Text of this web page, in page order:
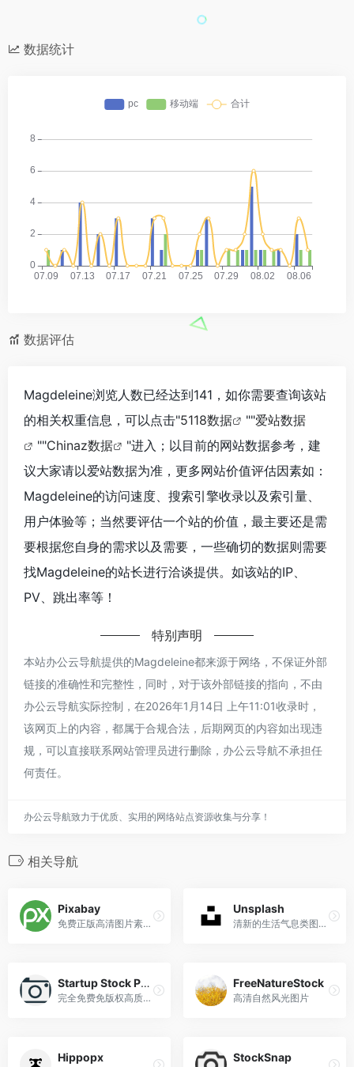
数据统计
数据评估
Magdeleine浏览人数已经达到141，如你需要查询该站
的相关权重信息，可以点击"5118数据 ""爱站数据
""Chinaz数据
"进入；以目前的网站数据参考，建
议大家请以爱站数据为准，更多网站价值评估因素如：
Magdeleine的访问速度、搜索引擎收录以及索引量、
用户体验等；当然要评估一个站的价值，最主要还是需
要根据您自身的需求以及需要，一些确切的数据则需要
找Magdeleine的站长进行洽谈提供。如该站的IP、
PV、跳出率等！
特别声明
本站办公云导航提供的Magdeleine都来源于网络，不保证外部
链接的准确性和完整性，同时，对于该外部链接的指向，不由
办公云导航实际控制，在2026年1月14日 上午11:01收录时，
该网页上的内容，都属于合规合法，后期网页的内容如出现违
规，可以直接联系网站管理员进行删除，办公云导航不承担任
何责任。
办公云导航致力于优质、实用的网络站点资源收集与分享！
相关导航
Pixabay
免费正版高清图片素材库
Unsplash
清新的生活气息类图片，任何使用，都很百搭
Startup Stock Photos
完全免费免版权高质量照片网站
FreeNatureStock
高清自然风光图片
Hippopx StockSnap